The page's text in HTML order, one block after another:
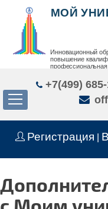
Регистрация
МОЙ
Инновационный
повышение
профессиональная
+7(499)